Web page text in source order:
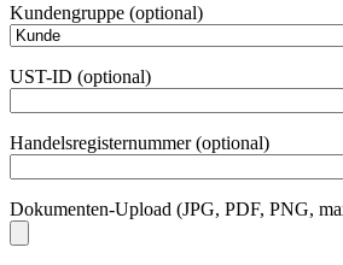
Kundengruppe (optional)
UST-ID (optional)
Handelsregisternummer(optional)
Dokumenten-Upload (JPG, PDF, PNG,